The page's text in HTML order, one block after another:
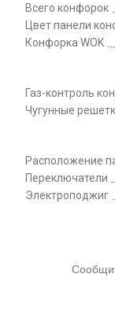
Всего конфорок
Цвет панели
Конфорка WOK
Газ-контроль
Чугунные
Расположение
Переключатели
Электроподжиг